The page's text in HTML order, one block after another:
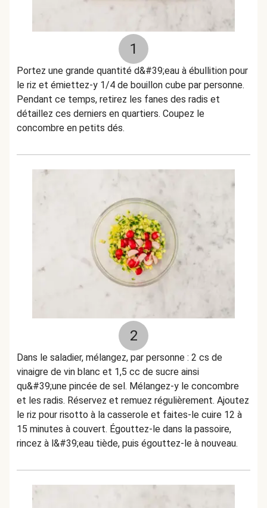
1
Portez une grande quantité d&#39;eau à ébullition pour
le riz et émiettez-y 1/4 de bouillon cube par personne.
Pendant ce temps, retirez les fanes des radis et
détaillez ces derniers en quartiers. Coupez le
concombre en petits dés.
2
Dans le saladier, mélangez, par personne : 2 cs de
vinaigre de vin blanc et 1,5 cc de sucre ainsi
qu&#39;une pincée de sel. Mélangez-y le concombre
et les radis. Réservez et remuez régulièrement. Ajoutez
le riz pour risotto à la casserole et faites-le cuire 12 à
15 minutes à couvert. Égouttez-le dans la passoire,
rincez à l&#39;eau tiède, puis égouttez-le à nouveau.